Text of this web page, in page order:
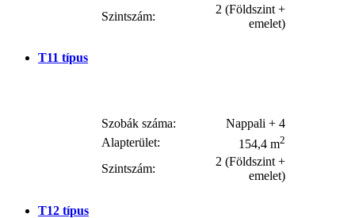
Szintszám:
2 (Földszint +
emelet)
T11 típus
Szobák száma:
Nappali + 4
Alapterület:
154,4 m2
Szintszám:
2 (Földszint +
emelet)
T12 típus